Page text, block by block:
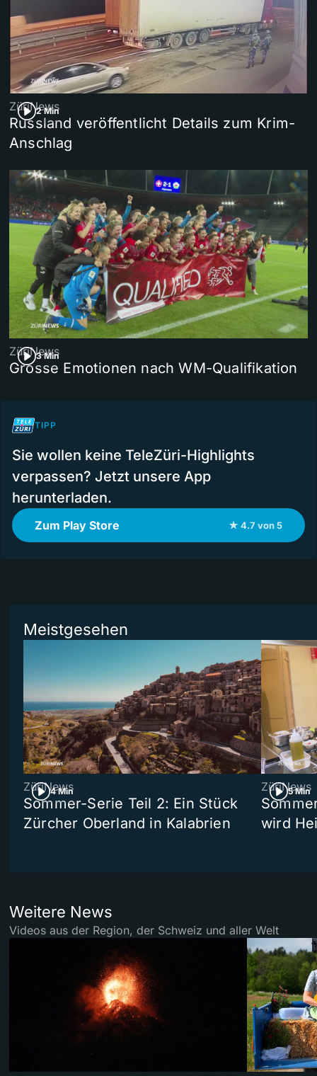
2 Min
ZüriNews
Russland veröffentlicht Details zum Krim-
Anschlag
3 Min
ZüriNews
Grosse Emotionen nach WM-Qualifikation
TIPP
Sie wollen keine TeleZüri-Highlights
verpassen? Jetzt unsere App
herunterladen.
Zum Play Store ★ 4.7 von 5
Meistgesehen
4 Min
ZüriNews
Sommer-Serie Teil 2: Ein Stück
Zürcher Oberland in Kalabrien
5 Min
ZüriNews
wird
Weitere News
Videos aus der Region, der Schweiz und aller Welt